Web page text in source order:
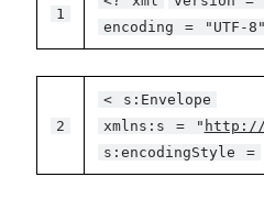
1
encoding
= "UTF-8"
2
<
s:Envelope
xmlns:s
= " http://
s:encodingStyle
=